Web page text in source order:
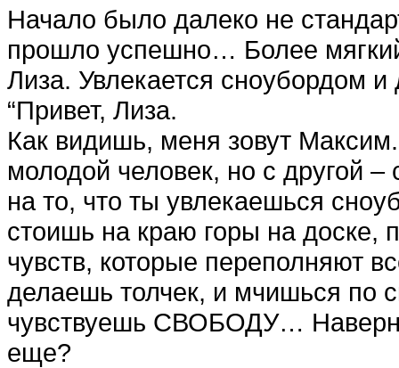
Начало было далеко не
прошло успешно… Более
Лиза. Увлекается сноубордом
“Привет, Лиза.
Как видишь, меня зовут
молодой человек, но с другой
на то, что ты увлекаешься
стоишь на краю горы на доске,
чувств, которые переполняют
делаешь толчек, и мчишься по
чувствуешь СВОБОДУ…
еще?